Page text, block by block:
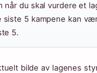
når du skal vurdere et
siste 5 kampene kan
5.
bilde av lagenes